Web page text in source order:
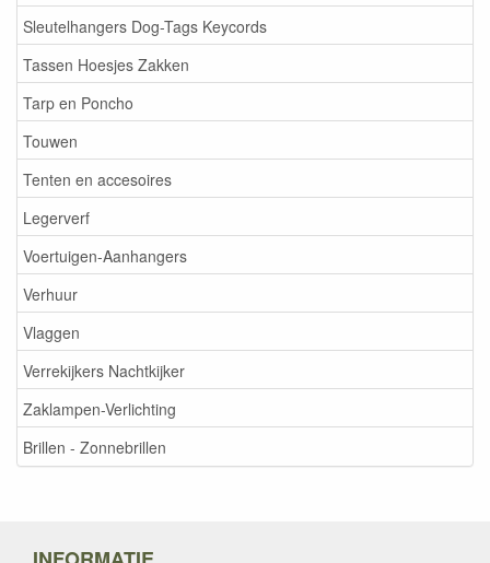
Sleutelhangers Dog-Tags Keycords
Tassen Hoesjes Zakken
Tarp en Poncho
Touwen
Tenten en accesoires
Legerverf
Voertuigen-Aanhangers
Verhuur
Vlaggen
Verrekijkers Nachtkijker
Zaklampen-Verlichting
Brillen - Zonnebrillen